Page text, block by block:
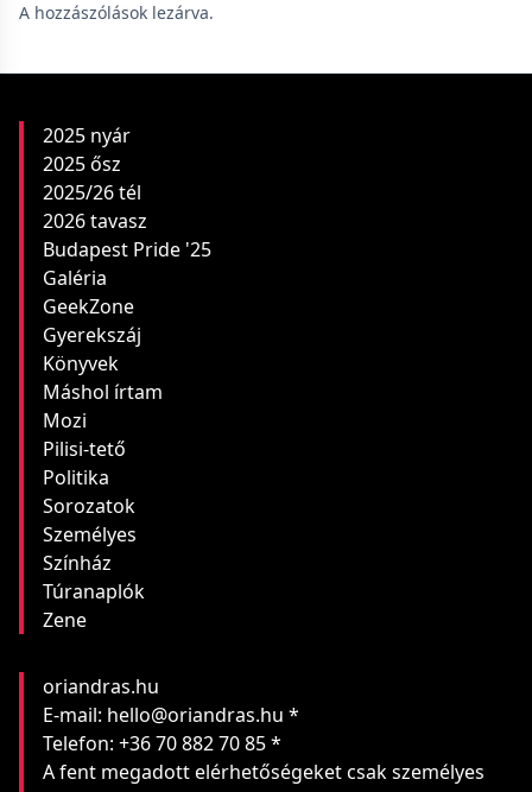
A hozzászólások lezárva.
2025 nyár
2025 ősz
2025/26 tél
2026 tavasz
Budapest Pride '25
Galéria
GeekZone
Gyerekszáj
Könyvek
Máshol írtam
Mozi
Pilisi-tető
Politika
Sorozatok
Személyes
Színház
Túranaplók
Zene
oriandras.hu
E-mail: hello@oriandras.hu *
Telefon: +36 70 882 70 85 *
A fent megadott elérhetőségeket csak személyes